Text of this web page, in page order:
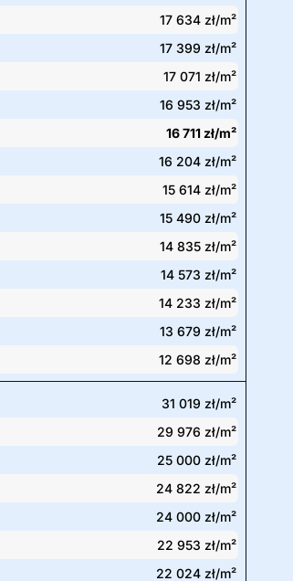
17 634 zł/m²
17 399 zł/m²
17 071 zł/m²
16 953 zł/m²
16 711 zł/m²
16 204 zł/m²
15 614 zł/m²
15 490 zł/m²
14 835 zł/m²
14 573 zł/m²
14 233 zł/m²
13 679 zł/m²
12 698 zł/m²
31 019 zł/m²
29 976 zł/m²
25 000 zł/m²
24 822 zł/m²
24 000 zł/m²
22 953 zł/m²
22 024 zł/m²